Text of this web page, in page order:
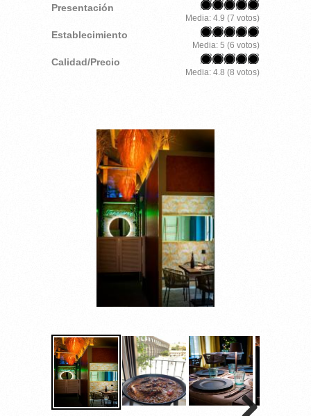
Presentación
Media: 4.9 (7 votos)
Establecimiento
Media: 5 (6 votos)
Calidad/Precio
Media: 4.8 (8 votos)